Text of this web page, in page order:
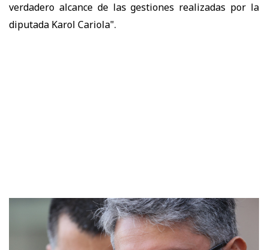
verdadero alcance de las gestiones realizadas por la
diputada Karol Cariola".